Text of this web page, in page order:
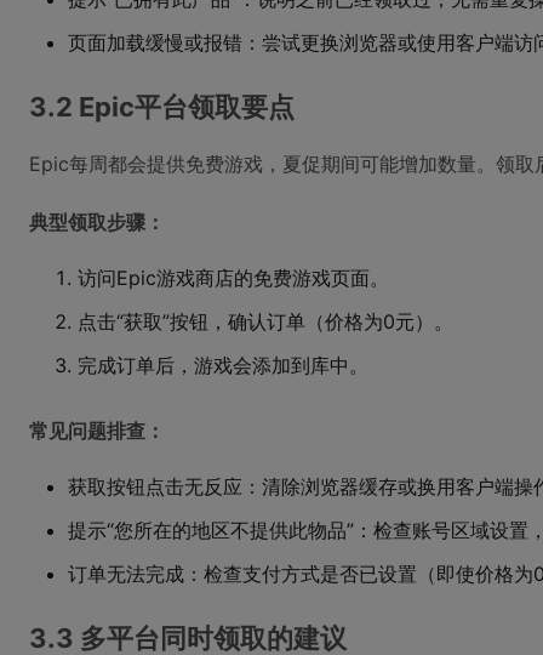
页面加载缓慢或报错：尝试更换浏览器或使用客户端
3.2 Epic平台领取要点
Epic每周都会提供免费游戏，夏促期间可能增加数量。领取
典型领取步骤：
访问Epic游戏商店的免费游戏页面。
点击“获取”按钮，确认订单（价格为0元）。
完成订单后，游戏会添加到库中。
常见问题排查：
获取按钮点击无反应：清除浏览器缓存或换用客户端操
提示“您所在的地区不提供此物品”：检查账号区域设置
订单无法完成：检查支付方式是否已设置（即使价格
3.3 多平台同时领取的建议